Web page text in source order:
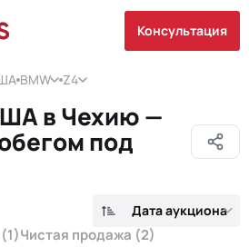
Консультация
BMW Z4
в Чехию —
под
Дата аукциона
(1)Чистая продажа (2)